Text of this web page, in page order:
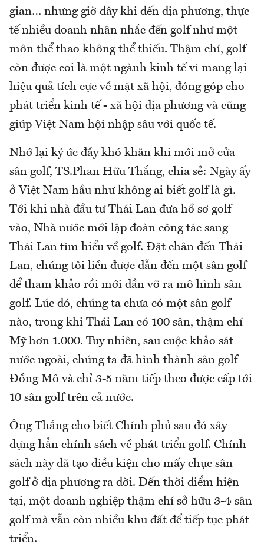
gian… nhưng giờ đây khi đến địa phương, thực
tế nhiều doanh nhân nhắc đến golf như một
môn thể thao không thể thiếu. Thậm chí, golf
còn được coi là một ngành kinh tế vì mang lại
hiệu quả tích cực về mặt xã hội, đóng góp cho
phát triển kinh tế - xã hội địa phương và cũng
giúp Việt Nam hội nhập sâu với quốc tế.
Nhớ lại ký ức đầy khó khăn khi mới mở cửa
sân golf, TS.Phan Hữu Thắng, chia sẻ: Ngày ấy
ở Việt Nam hầu như không ai biết golf là gì.
Tới khi nhà đầu tư Thái Lan đưa hồ sơ golf
vào, Nhà nước mới lập đoàn công tác sang
Thái Lan tìm hiểu về golf. Đặt chân đến Thái
Lan, chúng tôi liền được dẫn đến một sân golf
để tham khảo rồi mới dần vỡ ra mô hình sân
golf. Lúc đó, chúng ta chưa có một sân golf
nào, trong khi Thái Lan có 100 sân, thậm chí
Mỹ hơn 1.000. Tuy nhiên, sau cuộc khảo sát
nước ngoài, chúng ta đã hình thành sân golf
Đồng Mô và chỉ 3-5 năm tiếp theo được cấp tới
10 sân golf trên cả nước.
Ông Thắng cho biết Chính phủ sau đó xây
dựng hẳn chính sách về phát triển golf. Chính
sách này đã tạo điều kiện cho mấy chục sân
golf ở địa phương ra đời. Đến thời điểm hiện
tại, một doanh nghiệp thậm chí sở hữu 3-4 sân
golf mà vẫn còn nhiều khu đất để tiếp tục phát
triển.